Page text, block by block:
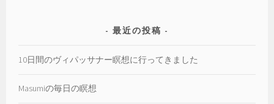
最近の投稿
10日間のヴィパッサナー瞑想に行ってきました
Masumiの毎日の瞑想